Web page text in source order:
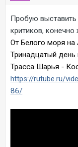
Пробую
критиков, конечно
От Белого моря на
Тринадцатый день
Трасса Шарья -
https://rutube.ru/
86/